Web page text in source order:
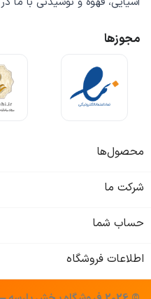
مجوزها
محصول‌ها
شرکت ما
حساب شما
اطلاعات فروشگاه